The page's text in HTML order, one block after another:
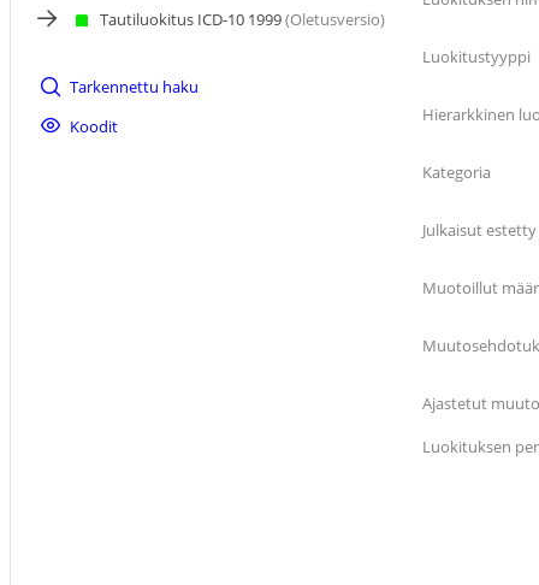
Tautiluokitus ICD-10 1999(Oletusversio)
Tarkennettu haku
Koodit
Luokitustyyppi
Hierarkkinen
Kategoria
Julkaisut estetty
Muotoillut
Ajastetut
Luokituksen